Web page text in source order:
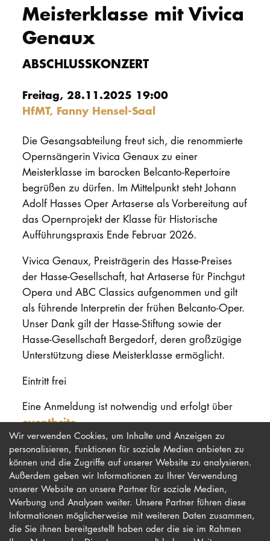
Meisterklasse mit Vivica
Genaux
ABSCHLUSSKONZERT
Freitag, 28.11.2025 19:00
HfMT, Fanny Hensel-Saal
Die Gesangsabteilung freut sich, die renommierte
Opernsängerin Vivica Genaux zu einer
Meisterklasse im barocken Belcanto-Repertoire
begrüßen zu dürfen. Im Mittelpunkt steht Johann
Adolf Hasses Oper Artaserse als Vorbereitung auf
das Opernprojekt der Klasse für Historische
Aufführungspraxis Ende Februar 2026.
Vivica Genaux, Preisträgerin des Hasse-Preises
der Hasse-Gesellschaft, hat Artaserse für Pinchgut
Opera und ABC Classics aufgenommen und gilt
als führende Interpretin der frühen Belcanto-Oper.
Unser Dank gilt der Hasse-Stiftung sowie der
Hasse-Gesellschaft Bergedorf, deren großzügige
Unterstützung diese Meisterklasse ermöglicht.
Eintritt frei
Eine Anmeldung ist notwendig und erfolgt über
eventbrite.
Impressum
Datenschutz
Newsletter
Barrierefreiheit
Wir verwenden Cookies, um Inhalte und Anzeigen zu
personalisieren, Funktionen für soziale Medien anbieten zu
können und die Zugriffe auf unserer Website zu analysieren.
Außerdem geben wir Informationen zu Ihrer Verwendung
unserer Website an unsere Partner für soziale Medien,
Werbung und Analysen weiter. Unsere Partner führen diese
Informationen möglicherweise mit weiteren Daten zusammen,
die Sie ihnen bereitgestellt haben oder die sie im Rahmen